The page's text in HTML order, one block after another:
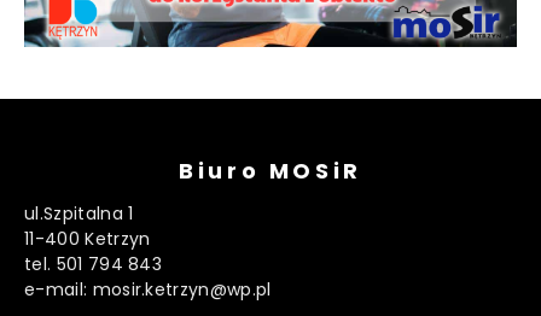
Biuro MOSiR
ul.Szpitalna 1
11-400 Ketrzyn
tel. 501 794 843
e-mail: mosir.ketrzyn@wp.pl